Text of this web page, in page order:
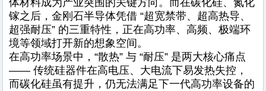
体材料成为产业突围的关键方向。而在碳化硅、氮化
镓之后，金刚石半导体凭借 “超宽禁带、超高热导、
超强耐压” 的三重特性，正在高功率、高频、极端环
境等领域打开新的想象空间。
在高功率场景中，“散热” 与 “耐压” 是两大核心痛点
—— 传统硅器件在高电压、大电流下易发热失控，
而碳化硅虽有提升，仍无法满足下一代高功率设备的